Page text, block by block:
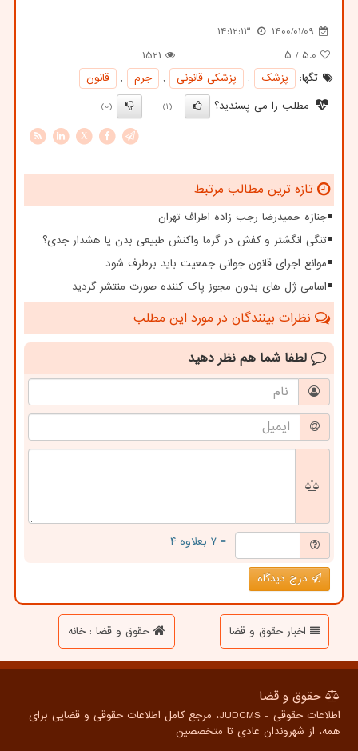
1400/01/09
14:12:13
5.0 / ۵
1521
تگها:
پزشك , پزشكی قانونی , جرم ,
قانون
مطلب را می پسندید؟
(1)
(0)
X
تازه ترین مطالب مرتبط
جنازه حمیدرضا رجب زاده اطراف تهران
تنگی انگشتر و کفش در گرما واکنش طبیعی بدن یا هشدار جدی؟
موانع اجرای قانون جوانی جمعیت باید برطرف شود
اسامی ژل های بدون مجوز پاک کننده صورت منتشر گردید
نظرات بینندگان در مورد این مطلب
لطفا شما هم نظر دهید
= ۷ بعلاوه ۴
درج دیدگاه
اخبار حقوق و قضا حقوق و قضا : خانه
حقوق و قضا
اطلاعات حقوقی - JUDCMS، مرجع کامل اطلاعات حقوقی و قضایی برای
همه، از شهروندان عادی تا متخصصین